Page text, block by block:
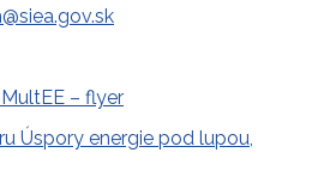
– flyer
Úspory energie pod lupou,